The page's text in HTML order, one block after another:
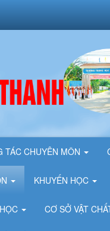
TÁC CHUYÊN MÔN
KHUYẾN HỌC
CƠ SỞ VẬT